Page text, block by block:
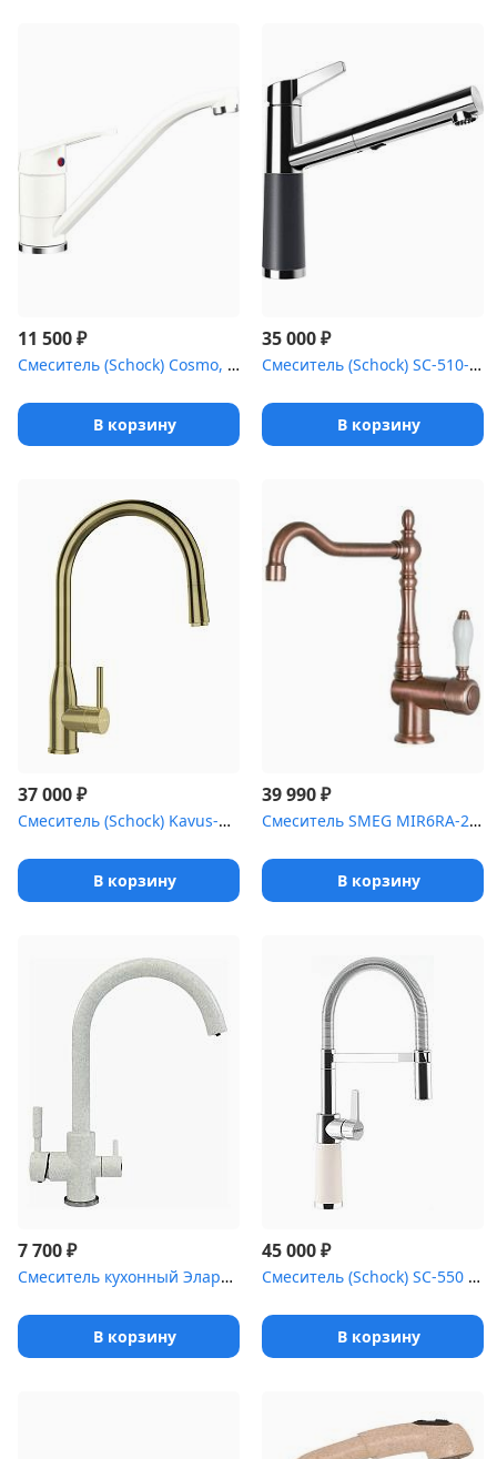
11 500₽
Смеситель (Schock) Cosmo, Cristalite альпина
В корзину
35 000₽
Смеситель (Schock) SC-510-D , Cristadur хром/серебристый камень
В корзину
37 000₽
Смеситель (Schock) Kavus-D, выдвижной излив, "золото"
В корзину
39 990₽
Смеситель SMEG MIR6RA-2 однорычажный, медный
В корзину
7 700₽
Смеситель кухонный Элара (№001 Серый металлик)
В корзину
45 000₽
Смеситель (Schock) SC-550 , Cristadur хром/поларис
В корзину